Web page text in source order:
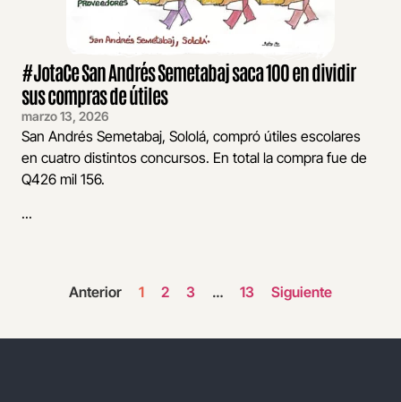
#JotaCe San Andrés Semetabaj saca 100 en dividir
sus compras de útiles
marzo 13, 2026
San Andrés Semetabaj, Sololá, compró útiles escolares
en cuatro distintos concursos. En total la compra fue de
Q426 mil 156.
...
Anterior 1 2 3 … 13 Siguiente